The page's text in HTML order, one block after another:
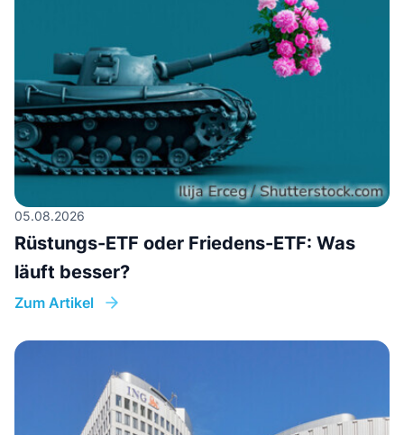
05.08.2026
Rüstungs-ETF oder Friedens-ETF: Was
läuft besser?
Zum Artikel